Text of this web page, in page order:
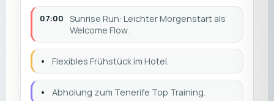
07:00
Sunrise Run: Leichter Morgenstart als
Welcome Flow.
• Flexibles Frühstück im Hotel.
• Abholung zum Tenerife Top Training.